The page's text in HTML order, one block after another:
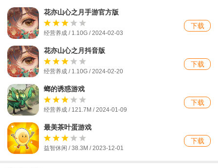
花亦山心之月手游官方版
经营养成 / 1.10G / 2024-02-03
下载
花亦山心之月抖音版
经营养成 / 1.10G / 2024-02-20
下载
螂的诱惑游戏
经营养成 / 121.7M / 2024-01-09
下载
最美茶叶蛋游戏
益智休闲 / 38.3M / 2023-12-01
下载